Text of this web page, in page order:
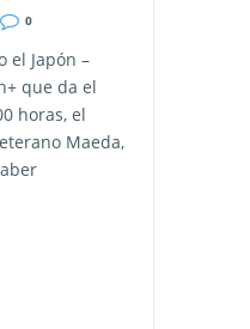
0
el Japón –
que da el
horas, el
Maeda,